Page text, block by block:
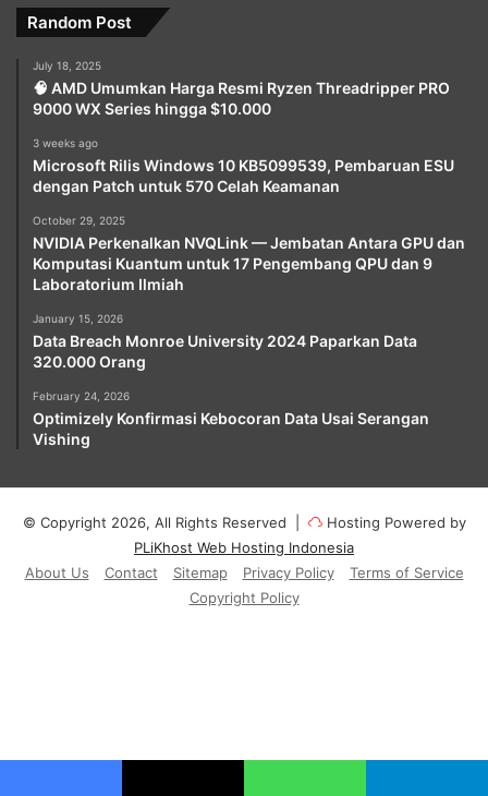
Random Post
July 18, 2025
🧠 AMD Umumkan Harga Resmi Ryzen Threadripper PRO
9000 WX Series hingga $10.000
3 weeks ago
Microsoft Rilis Windows 10 KB5099539, Pembaruan ESU
dengan Patch untuk 570 Celah Keamanan
October 29, 2025
NVIDIA Perkenalkan NVQLink — Jembatan Antara GPU dan
Komputasi Kuantum untuk 17 Pengembang QPU dan 9
Laboratorium Ilmiah
January 15, 2026
Data Breach Monroe University 2024 Paparkan Data
320.000 Orang
February 24, 2026
Optimizely Konfirmasi Kebocoran Data Usai Serangan
Vishing
© Copyright 2026, All Rights Reserved |
Hosting Powered by
PLiKhost Web Hosting Indonesia
About Us
Contact Sitemap Privacy Policy
Terms of Service
Copyright Policy